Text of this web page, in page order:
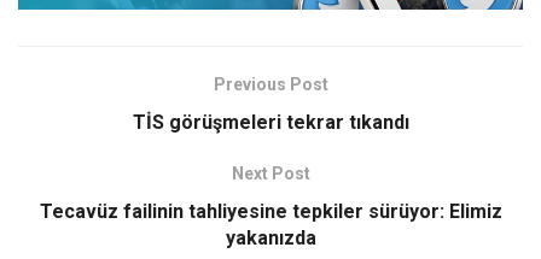
Previous Post
TİS görüşmeleri tekrar tıkandı
Next Post
Tecavüz failinin tahliyesine tepkiler sürüyor: Elimiz
yakanızda